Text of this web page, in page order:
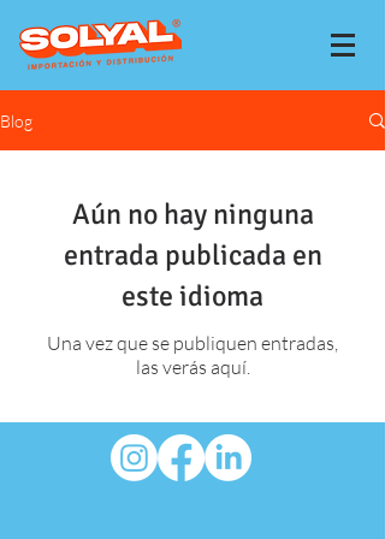
Blog
Aún no hay ninguna
entrada publicada en
este idioma
Una vez que se publiquen entradas,
las verás aquí.